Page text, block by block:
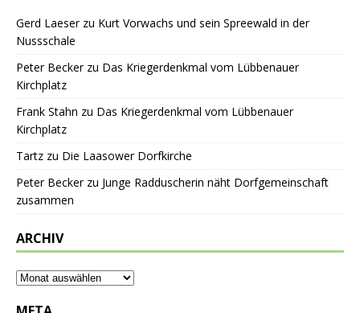
Gerd Laeserzu Kurt Vorwachs und sein Spreewald in der
Nussschale
Peter Beckerzu Das Kriegerdenkmal vom Lübbenauer
Kirchplatz
Frank Stahn zu Das Kriegerdenkmal vom Lübbenauer
Kirchplatz
Tartz zu Die Laasower Dorfkirche
Peter Beckerzu Junge Radduscherin näht Dorfgemeinschaft
zusammen
ARCHIV